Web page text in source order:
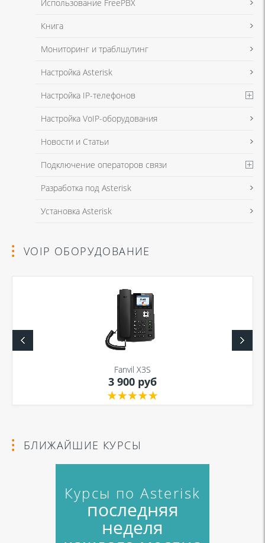
Использование FreePBX
Книга
Мониторинг и траблшутинг
Настройка Asterisk
Настройка IP-телефонов
Настройка VoIP-оборудования
Новости и Статьи
Подключение операторов связи
Разработка под Asterisk
Установка Asterisk
VOIP ОБОРУДОВАНИЕ
Fanvil X3S
3 900 руб
БЛИЖАЙШИЕ КУРСЫ
Курсы по Asterisk
последняя
неделя